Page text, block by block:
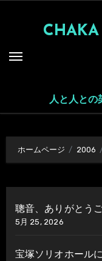
人と人との
ホームページ 2006
聰音、ありがとう
5月 25, 2026
宝塚ソリオホール